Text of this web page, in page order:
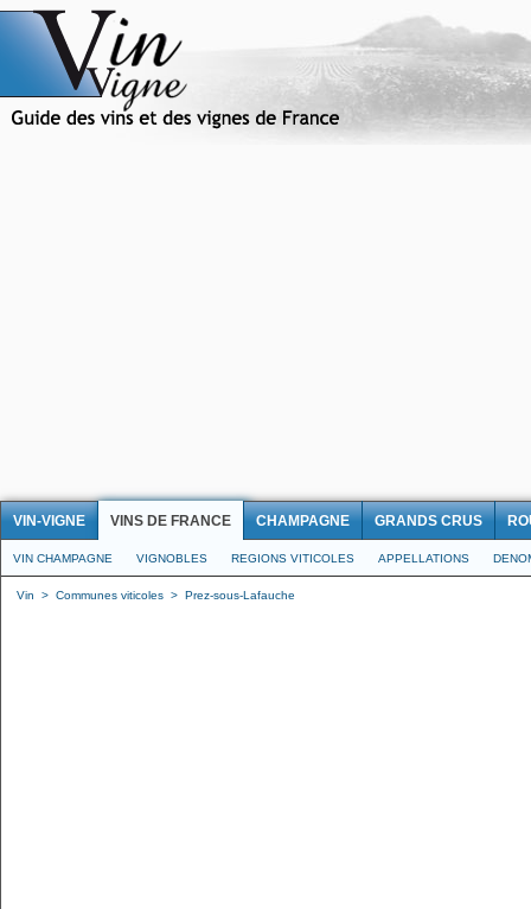
VIN-VIGNE VINS DE FRANCE CHAMPAGNE GRANDS CRUS
VIN CHAMPAGNE VIGNOBLES REGIONS VITICOLES APPELLATIONS
Vin > Communes viticoles > Prez-sous-Lafauche